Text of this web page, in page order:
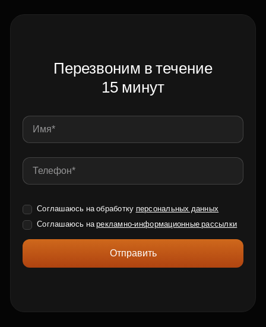
Перезвоним в течение
15 минут
Соглашаюсь на обработку персональных данных
Соглашаюсь нарекламно-информационные рассылки
Отправить